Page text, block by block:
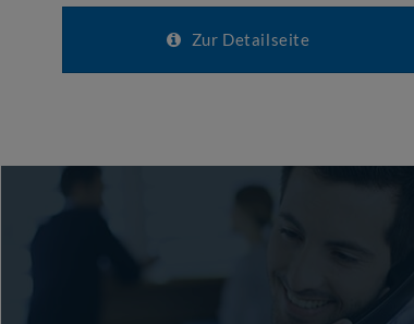
Zur Detailseite